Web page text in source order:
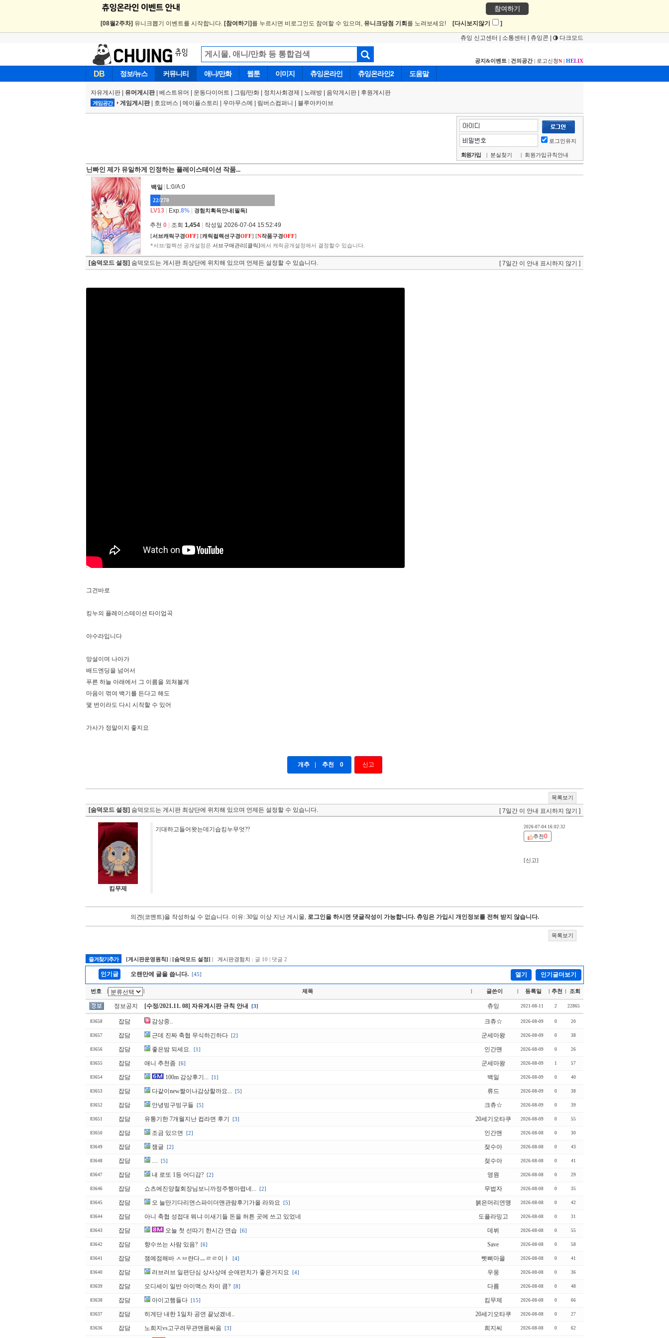
참여하기
[08월2주차] 유니크뽑기 이벤트를 시작합니다. [참여하기] 를 누르시면 비로그인도 참여할 수 있으며, 유니크당첨 기회 를 노려보세요! [다시보지않기 ]
츄잉 신고센터 소통센터 츄잉콘 다크모드
공지&이벤트 | 건의공간| 로고신청N | HELIX
DB 정보/뉴스 커뮤니티 애니/만화 웹툰 이미지 츄잉온라인 츄잉온라인2 도움말
자유게시판 유머게시판| 베스트유머 운동다이어트 | 그림/만화 정치사회경제 노래방 음악게시판 후원게시판
게임공간 게임게시판| 호요버스 메이플스토리 우마무스메 림버스컴퍼니 블루아카이브
로그인유지
회원가입 | 분실찾기 | 회원가입규칙안내
닌빠인 제가 유일하게 인정하는 플레이스테이션 작품...
백일 L:0/A:0
22/270
LV13 Exp.8% 경험치획득안내[필독]
추천 0 조회 1,454 작성일 2026-07-04 15:52:49
[서브캐릭구경OFF] [캐릭컬렉션구경OFF] [N작품구경OFF]
*서브/컬렉션 공개설정은 서브구매관리[클릭]에서 캐릭공개설정에서 결정할수 있습니다.
[숨덕모드 설정] 숨덕모드는 게시판 최상단에 위치해 있으며 언제든 설정할 수 있습니다. [ 7일간 이 안내 표시하지 않기 ]
그건바로
킹누의 플레이스테이션 타이업곡
아수라입니다
망설이며 나아가
배드엔딩을 넘어서
푸른 하늘 아래에서 그 이름을 외쳐볼게
마음이 꺾여 백기를 든다고 해도
몇 번이라도 다시 시작할 수 있어
가사가 정말이지 좋지요
개추 추천 0 신고
목록보기
[숨덕모드 설정] 숨덕모드는 게시판 최상단에 위치해 있으며 언제든 설정할 수 있습니다. [ 7일간 이 안내 표시하지 않기 ]
킴무제
기대하고들어왓는데기습킹누무엇?? 2026-07-04 16:02:32
추천0
[신고]
의견(코멘트)을 작성하실 수 없습니다. 이유: 30일 이상 지난 게시물, 로그인을 하시면 댓글작성이 가능합니다. 츄잉은 가입시 개인정보를 전혀 받지 않습니다.
목록보기
즐겨찾기추가 [게시판운영원칙] | [숨덕모드 설정] | 게시판경험치 : 글 10 | 댓글 2
인기글 오랜만에 글을 씁니다. [45] 열기 인기글더보기
번호 제목 글쓴이 등록일 추천 조회
정보공지 [수정/2021.11. 08] 자유게시판 규칙 안내 [3] 츄잉 2021-08-11 2 22865
83658 잡담 감상중.. 크츄☆ 2026-08-09 0 20
83657 잡담 근데 진짜 축협 무식하긴하다 [2] 군세마왕 2026-08-09 0 38
83656 잡담 좋은밤 되세요. [1] 인간맨 2026-08-09 0 26
83655 잡담 애니 추천좀 [6] 군세마왕 2026-08-09 1 57
83654 잡담 100m 감상후기... [1] 백일 2026-08-09 0 40
83653 잡담 다같이new짤이나감상할까요... [5] 류드 2026-08-09 0 38
83652 잡담 안녕빙구빙구들 [5] 크츄☆ 2026-08-09 0 39
83651 잡담 유통기한 7개월지난 컵라면 후기 [3] 20세기오타쿠 2026-08-09 0 55
83650 잡담 조금 있으면 [2] 인간맨 2026-08-08 0 30
83649 잡담 잼글 [2] 젖수아 2026-08-08 0 43
83648 잡담 .... [5] 젖수아 2026-08-08 0 41
83647 잡담 내 로또 1등 어디감? [2] 영원 2026-08-08 0 29
83646 잡담 쇼츠에진양철회장님보니까정주행마렵네... [2] 무법자 2026-08-08 0 35
83645 잡담 오 늘만기다리면스파이더맨관람후기가올 라와요 [5] 붉은머리연맹 2026-08-08 0 42
83644 잡담 아니 축협 성접대 뭐냐 이새기들 돈을 허튼 곳에 쓰고 있었네 도플라밍고 2026-08-08 0 31
83643 잡담 오늘 첫 선따기 한시간 연습 [6] 데뷔 2026-08-08 0 55
83642 잡담 향수쓰는 사람 있음? [6] Save 2026-08-08 0 58
83641 잡담 잼예점해바 ㅅㅂ랸다ㅡㄹㄹ이ㅏ [4] 삣삐마을 2026-08-08 0 41
83640 잡담 러브러브 일편단심 상사상애 순애펀치가 좋은거지요 [4] 우웅 2026-08-08 0 36
83639 잡담 오디세이 일반 아이맥스 차이 큼? [8] 다름 2026-08-08 0 48
83638 잡담 아이고햄들다 [15] 킴무제 2026-08-08 0 66
83637 잡담 히게단 내한 1일차 공연 끝났겠네.. 20세기오타쿠 2026-08-08 0 27
83636 잡담 노희지vs고구려무관맨몸싸움 [3] 희지씨 2026-08-08 0 62